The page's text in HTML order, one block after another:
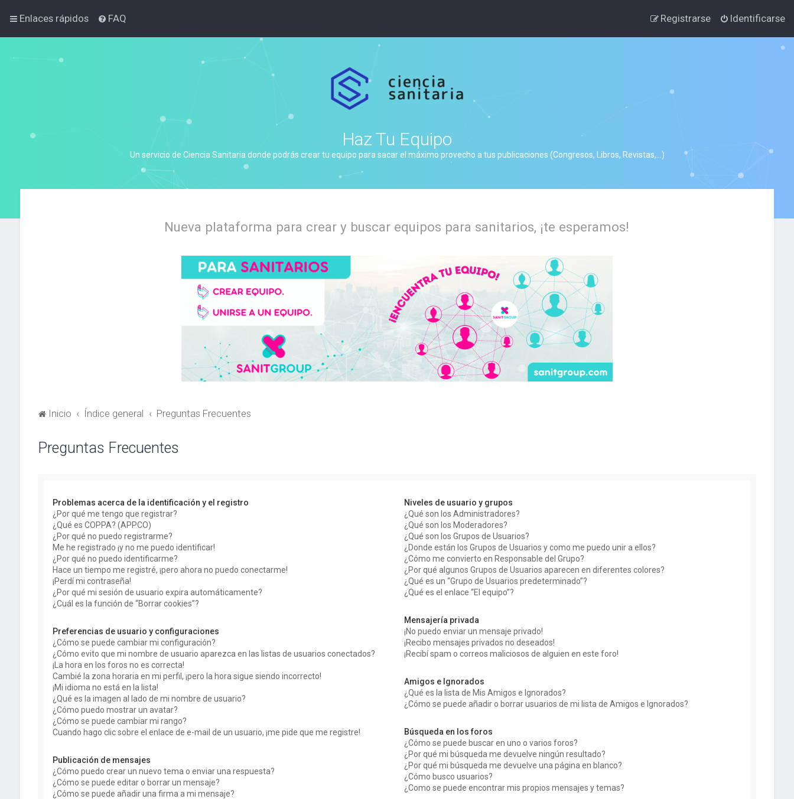
Enlaces rápidos FAQ Identificarse
Registrarse
Haz Tu Equipo
Un servicio de Ciencia Sanitaria donde podrás crear tu equipo para sacar el máximo provecho a tus publicaciones (Congresos, Libros, Revistas,...)
Nueva plataforma para crear y buscar equipos para sanitarios, ¡te esperamos!
Inicio Índice general Preguntas Frecuentes
Preguntas Frecuentes
Problemas acerca de la identificación y el registro
¿Por qué me tengo que registrar?
¿Qué es COPPA? (APPCO)
¿Por qué no puedo registrarme?
Me he registrado ¡y no me puedo identificar!
¿Por qué no puedo identificarme?
Hace un tiempo me registré, ¡pero ahora no puedo conectarme!
¡Perdí mi contraseña!
¿Por qué mi sesión de usuario expira automáticamente?
¿Cuál es la función de “Borrar cookies”?
Preferencias de usuario y configuraciones
¿Cómo se puede cambiar mi configuración?
¿Cómo evito que mi nombre de usuario aparezca en las listas de usuarios conectados?
¡La hora en los foros no es correcta!
Cambié la zona horaria en mi perfil, ¡pero la hora sigue siendo incorrecto!
¡Mi idioma no está en la lista!
¿Qué es la imagen al lado de mi nombre de usuario?
¿Cómo puedo mostrar un avatar?
¿Cómo se puede cambiar mi rango?
Cuando hago clic sobre el enlace de e-mail de un usuario, ¡me pide que me registre!
Publicación de mensajes
¿Cómo puedo crear un nuevo tema o enviar una respuesta?
¿Cómo se puede editar o borrar un mensaje?
¿Cómo se puede añadir una firma a mi mensaje?
Niveles de usuario y grupos
¿Qué son los Administradores?
¿Qué son los Moderadores?
¿Qué son los Grupos de Usuarios?
¿Donde están los Grupos de Usuarios y como me puedo unir a ellos?
¿Cómo me convierto en Responsable del Grupo?
¿Por qué algunos Grupos de Usuarios aparecen en diferentes colores?
¿Qué es un “Grupo de Usuarios predeterminado”?
¿Qué es el enlace “El equipo”?
Mensajería privada
¡No puedo enviar un mensaje privado!
¡Recibo mensajes privados no deseados!
¡Recibí spam o correos maliciosos de alguien en este foro!
Amigos e Ignorados
¿Qué es la lista de Mis Amigos e Ignorados?
¿Cómo se puede añadir o borrar usuarios de mi lista de Amigos e Ignorados?
Búsqueda en los foros
¿Cómo se puede buscar en uno o varios foros?
¿Por qué mi búsqueda me devuelve ningún resultado?
¿Por qué mi búsqueda me devuelve una página en blanco?
¿Cómo busco usuarios?
¿Como se puede encontrar mis propios mensajes y temas?